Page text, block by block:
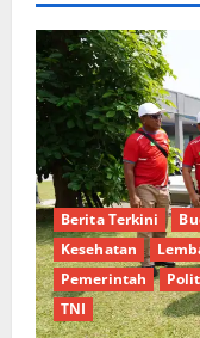
Berita Terkini
Kesehatan
Pemerintah
TNI